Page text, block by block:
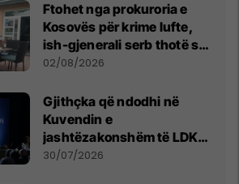
Ftohet nga prokuroria e
Kosovës për krime lufte,
ish-gjenerali serb thotë se
dikush e tradhtoi në
02/08/2026
Gjithçka që ndodhi në
Kuvendin e
jashtëzakonshëm të LDK-
së
30/07/2026